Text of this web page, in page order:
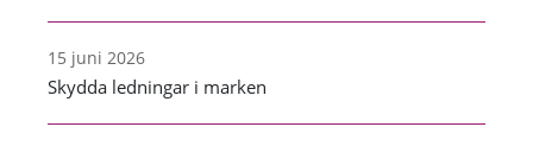
15 juni 2026
Skydda ledningar i marken